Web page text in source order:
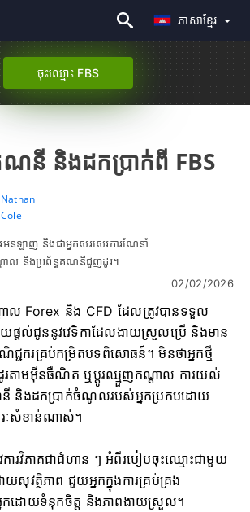
ភាសាខ្មែរ
ចុះឈ្មោះ FBS
ណនី និងដកប្រាក់ពី FBS
Nathan
Cole
រអនឡាញ និងជាអ្នកសរសេរការណែនាំ
តាល និងប្រព័ន្ធគណនីជួញដូរ។
02/02/2026
ល Forex និង CFD ដែលត្រូវបានទទួល
ផ្តល់ជូននូវវេទិកាដែលងាយស្រួលប្រើ និងមាន
ជ្ជករគ្រប់កម្រិតបទពិសោធន៍។ មិនថាអ្នកថ្មី
រតាមអ៊ីនធឺណិត ឬប្តូរឈ្មួញកណ្តាល ការយល់
និងដកប្រាក់ចំណូលរបស់អ្នកប្រកបដោយ
រៈសំខាន់ណាស់។
វការវិភាគជាជំហាន ៗ អំពីរបៀបចុះឈ្មោះជាមួយ
សុវត្ថិភាព ជួយអ្នកក្នុងការគ្រប់គ្រង
កដោយទំនុកចិត្ត និងភាពងាយស្រួល។